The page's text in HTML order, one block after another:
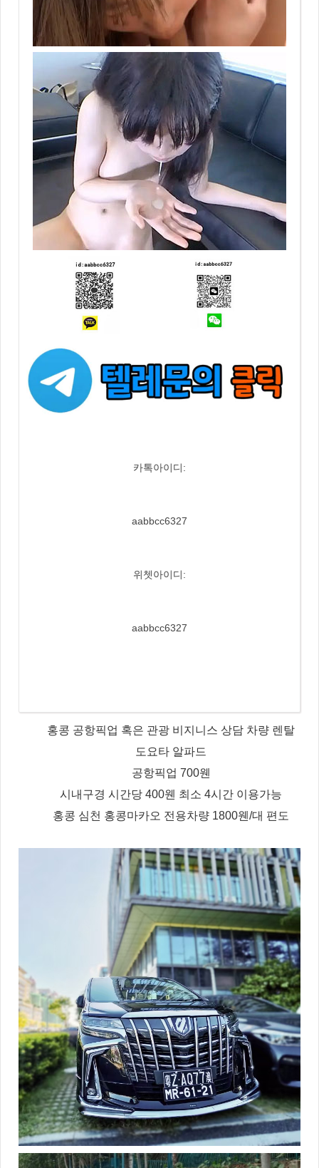
카톡아이디:
aabbcc6327
위쳇아이디:
aabbcc6327
홍콩 공항픽업 혹은 관광 비지니스 상담 차량 렌탈
도요타 알파드
공항픽업 700웬
시내구경 시간당 400웬 최소 4시간 이용가능
홍콩 심천 홍콩마카오 전용차량 1800웬/대 편도